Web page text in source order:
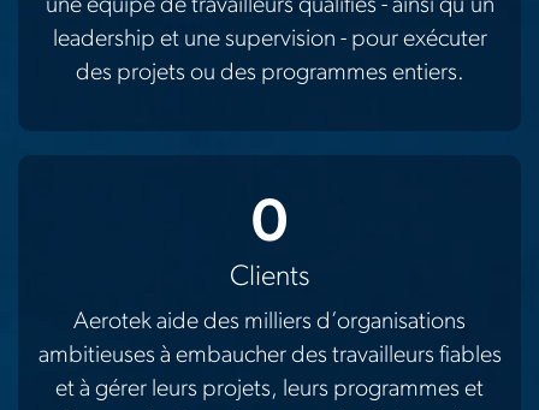
une équipe de travailleurs qualifiés - ainsi qu’un
leadership et une supervision - pour exécuter
des projets ou des programmes entiers.
0
Clients
Aerotek aide des milliers d’organisations
ambitieuses à embaucher des travailleurs fiables
et à gérer leurs projets, leurs programmes et